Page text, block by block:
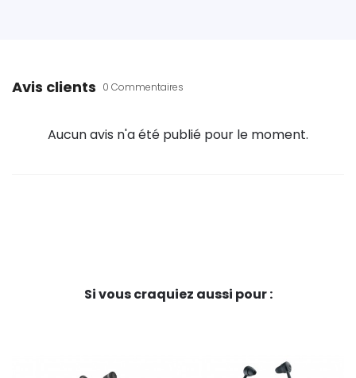
Avis clients 0 Commentaires
Aucun avis n'a été publié pour le moment.
Si vous craquiez aussi pour :